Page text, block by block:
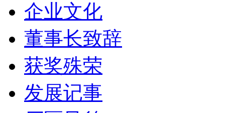
企业文化
董事长致辞
获奖殊荣
发展记事